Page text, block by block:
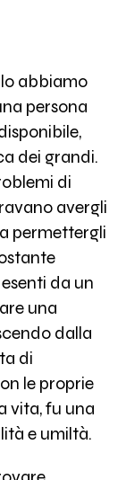
abbiamo
persona
dei grandi.
di
avergli
permettergli
da un
una
dalla
di
le proprie
vita, fu una
e umiltà.